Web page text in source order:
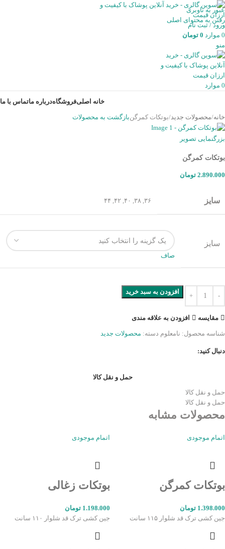
عبور به ناوبری
رفتن به محتوای اصلی
ورود / ثبت نام
0 موارد 0 تومان
منو
0 موارد
خانه اصلیفروشگاهدرباره ماتماس با ما
خانه محصولات جدید بوتکات کمرگنبازگشت به محصولات
بزرگنمایی تصویر
بوتکات کمرگن
2.890.000 تومان
سایز ۳۶, ۳۸, ۴۰, ۴۲, ۴۴
سایز
صاف
افزودن به سبد خرید
مقایسه افزودن به علاقه مندی
شناسه محصول: نامعلوم دسته: محصولات جدید
دنبال کنید:
حمل و نقل کالا
حمل و نقل کالا
حمل و نقل کالا
محصولات مشابه
اتمام موجودی
بوتکات کمرگن
1.398.000 تومان
جین کشی ترک قد شلوار ۱۱۵ سانت
اتمام موجودی
بوتکات زغالی
1.198.000 تومان
جین کشی ترک قد شلوار ۱۱۰ سانت